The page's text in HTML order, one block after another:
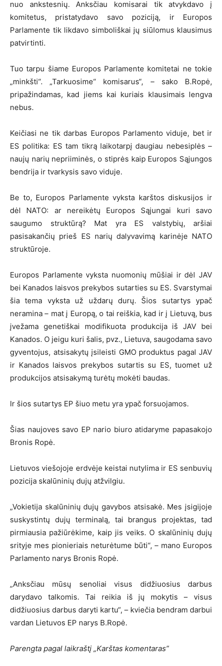
nuo ankstesnių. Anksčiau komisarai tik atvykdavo į
komitetus, pristatydavo savo poziciją, ir Europos
Parlamente tik likdavo simboliškai jų siūlomus klausimus
patvirtinti.
Tuo tarpu šiame Europos Parlamente komitetai ne tokie
„minkšti“. „Tarkuosime“ komisarus“, – sako B.Ropė,
pripažindamas, kad jiems kai kuriais klausimais lengva
nebus.
Keičiasi ne tik darbas Europos Parlamento viduje, bet ir
ES politika: ES tam tikrą laikotarpį daugiau nebesiplės –
naujų narių nepriiminės, o stiprės kaip Europos Sąjungos
bendrija ir tvarkysis savo viduje.
Be to, Europos Parlamente vyksta karštos diskusijos ir
dėl NATO: ar nereikėtų Europos Sąjungai kuri savo
saugumo struktūrą? Mat yra ES valstybių, aršiai
pasisakančių prieš ES narių dalyvavimą karinėje NATO
struktūroje.
Europos Parlamente vyksta nuomonių mūšiai ir dėl JAV
bei Kanados laisvos prekybos sutarties su ES. Svarstymai
šia tema vyksta už uždarų durų. Šios sutartys ypač
neramina – mat į Europą, o tai reiškia, kad ir į Lietuvą, bus
įvežama genetiškai modifikuota produkcija iš JAV bei
Kanados. O jeigu kuri šalis, pvz., Lietuva, saugodama savo
gyventojus, atsisakytų įsileisti GMO produktus pagal JAV
ir Kanados laisvos prekybos sutartis su ES, tuomet už
produkcijos atsisakymą turėtų mokėti baudas.
Ir šios sutartys EP šiuo metu yra ypač forsuojamos.
Šias naujoves savo EP nario biuro atidaryme papasakojo
Bronis Ropė.
Lietuvos viešojoje erdvėje keistai nutylima ir ES senbuvių
pozicija skalūninių dujų atžvilgiu.
„Vokietija skalūninių dujų gavybos atsisakė. Mes įsigijoje
suskystintų dujų terminalą, tai brangus projektas, tad
pirmiausia pažiūrėkime, kaip jis veiks. O skalūninių dujų
srityje mes pionieriais neturėtume būti“, – mano Europos
Parlamento narys Bronis Ropė.
„Anksčiau mūsų senoliai visus didžiuosius darbus
darydavo talkomis. Tai reikia iš jų mokytis – visus
didžiuosius darbus daryti kartu“, – kviečia bendram darbui
vardan Lietuvos EP narys B.Ropė.
Parengta pagal laikraštį „Karštas komentaras”